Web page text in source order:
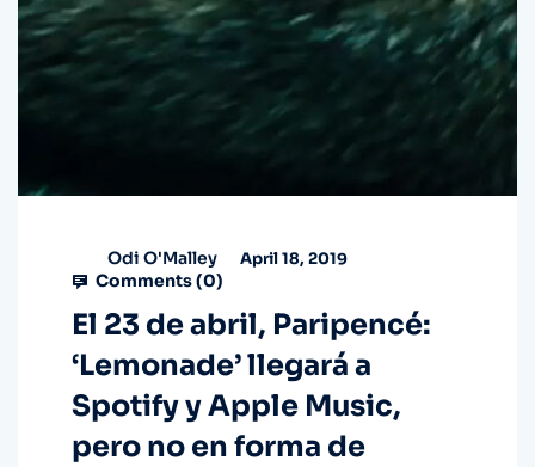
Odi O'Malley April 18, 2019
Comments (0)
El 23 de abril, Paripencé:
‘Lemonade’ llegará a
Spotify y Apple Music,
pero no en forma de